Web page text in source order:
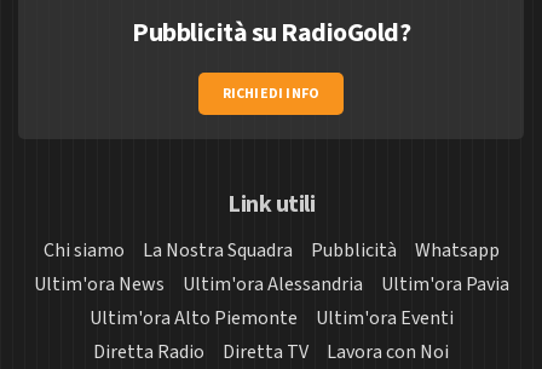
Pubblicità su RadioGold?
RICHIEDI INFO
Link utili
Chi siamo La Nostra Squadra Pubblicità
Whatsapp
Ultim'ora News
Ultim'ora Alessandria
Ultim'ora Pavia
Ultim'ora Alto Piemonte
Ultim'ora Eventi
Diretta Radio
Diretta TV Lavora con Noi